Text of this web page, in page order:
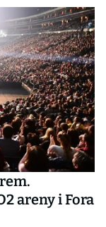
areny i Fora